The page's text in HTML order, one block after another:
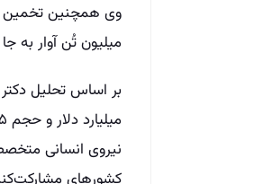
میلیون تُن آوار به
نیروی انسانی